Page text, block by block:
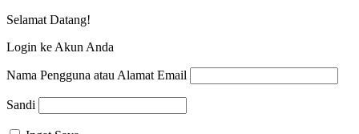
Selamat Datang!
Login ke Akun Anda
Nama Pengguna atau Alamat Email
Sandi